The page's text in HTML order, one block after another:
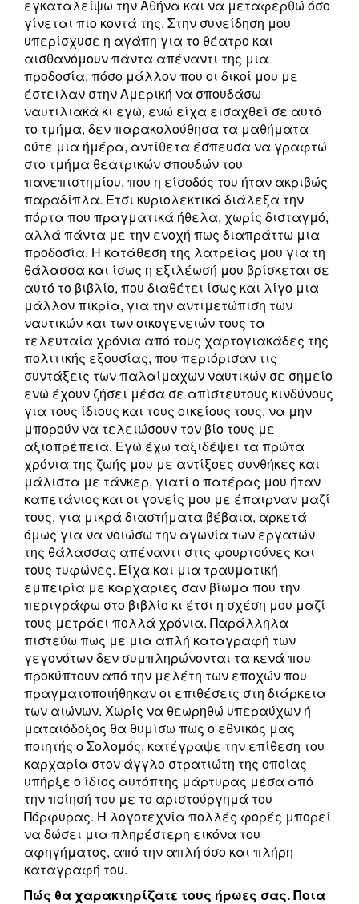
εγκαταλείψω την Αθήνα και να μεταφερθώ όσο
γίνεται πιο κοντά της. Στην συνείδηση μου
υπερίσχυσε η αγάπη για το θέατρο και
αισθανόμουν πάντα απέναντι της μια
προδοσία, πόσο μάλλον που οι δικοί μου με
έστειλαν στην Αμερική να σπουδάσω
ναυτιλιακά κι εγώ, ενώ είχα εισαχθεί σε αυτό
το τμήμα, δεν παρακολούθησα τα μαθήματα
ούτε μια ήμέρα, αντίθετα έσπευσα να γραφτώ
στο τμήμα θεατρικών σπουδών του
πανεπιστημίου, που η είσοδός του ήταν ακριβώς
παραδίπλα. Έτσι κυριολεκτικά διάλεξα την
πόρτα που πραγματικά ήθελα, χωρίς δισταγμό,
αλλά πάντα με την ενοχή πως διαπράττω μια
προδοσία. Η κατάθεση της λατρείας μου για τη
θάλασσα και ίσως η εξιλέωσή μου βρίσκεται σε
αυτό το βιβλίο, που διαθέτει ίσως και λίγο μια
μάλλον πικρία, για την αντιμετώπιση των
ναυτικών και των οικογενειών τους τα
τελευταία χρόνια από τους χαρτογιακάδες της
πολιτικής εξουσίας, που περιόρισαν τις
συντάξεις των παλαίμαχων ναυτικών σε σημείο
ενώ έχουν ζήσει μέσα σε απίστευτους κινδύνους
για τους ίδιους και τους οικείους τους, να μην
μπορούν να τελειώσουν τον βίο τους με
αξιοπρέπεια. Εγώ έχω ταξιδέψει τα πρώτα
χρόνια της ζωής μου με αντίξοες συνθήκες και
μάλιστα με τάνκερ, γιατί ο πατέρας μου ήταν
καπετάνιος και οι γονείς μου με έπαιρναν μαζί
τους, για μικρά διαστήματα βέβαια, αρκετά
όμως για να νοιώσω την αγωνία των εργατών
της θάλασσας απέναντι στις φουρτούνες και
τους τυφώνες. Είχα και μια τραυματική
εμπειρία με καρχαριες σαν βίωμα που την
περιγράφω στο βιβλίο κι έτσι η σχέση μου μαζί
τους μετράει πολλά χρόνια. Παράλληλα
πιστεύω πως με μια απλή καταγραφή των
γεγονότων δεν συμπληρώνονται τα κενά που
προκύπτουν από την μελέτη των εποχών που
πραγματοποιήθηκαν οι επιθέσεις στη διάρκεια
των αιώνων. Χωρίς να θεωρηθώ υπεραύχων ή
ματαιόδοξος θα θυμίσω πως ο εθνικός μας
ποιητής ο Σολομός, κατέγραψε την επίθεση του
καρχαρία στον άγγλο στρατιώτη της οποίας
υπήρξε ο ίδιος αυτόπτης μάρτυρας μέσα από
την ποίησή του με το αριστούργημά του
Πόρφυρας. Η λογοτεχνία πολλές φορές μπορεί
να δώσει μια πληρέστερη εικόνα του
αφηγήματος, από την απλή όσο και πλήρη
καταγραφή του.
Πώς θα χαρακτηρίζατε τους ήρωες σας. Ποια